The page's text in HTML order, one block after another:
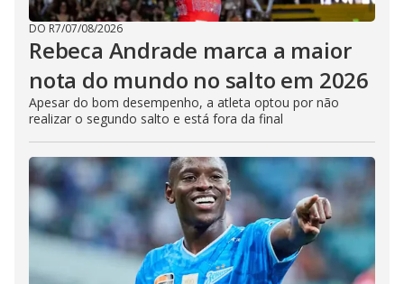
DO R7/07/08/2026
Rebeca Andrade marca a maior
nota do mundo no salto em 2026
Apesar do bom desempenho, a atleta optou por não
realizar o segundo salto e está fora da final